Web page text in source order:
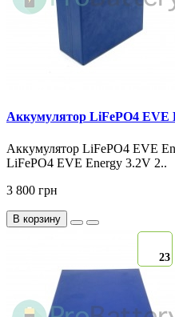
Аккумулятор LiFePO4 EVE
Аккумулятор LiFePO4 EVE
LiFePO4 EVE Energy 3.2V 2..
3 800 грн
В корзину
23